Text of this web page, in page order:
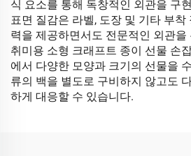
식 요소를 통해 독창적인 외관을 구
표면 질감은 라벨, 도장 및 기타 부
력을 제공하면서도 전문적인 외관을
취미용 소형 크래프트 종이 선물 손
에서 다양한 모양과 크기의 선물을
류의 백을 별도로 구비하지 않고도
하게 대응할 수 있습니다.